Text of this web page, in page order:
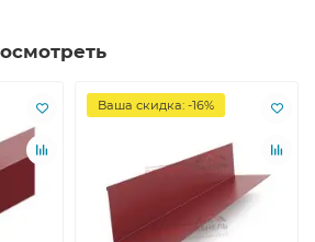
Ваша скидка: -16%